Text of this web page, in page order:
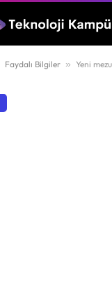
Faydalı Bilgiler » Yeni mezun